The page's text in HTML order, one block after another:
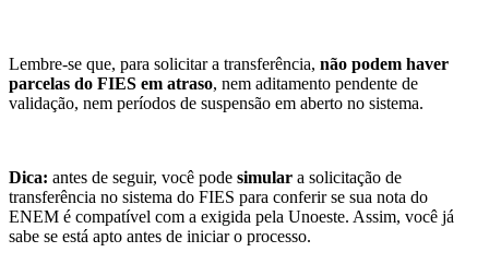
Lembre-se que, para solicitar a transferência, não podem haver
parcelas do FIES em atraso, nem aditamento pendente de
validação, nem períodos de suspensão em aberto no sistema.
Dica: antes de seguir, você pode simular a solicitação de
transferência no sistema do FIES para conferir se sua nota do
ENEM é compatível com a exigida pela Unoeste. Assim, você já
sabe se está apto antes de iniciar o processo.